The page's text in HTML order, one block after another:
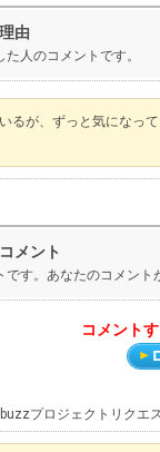
由
人のコメントです。
るが、ずっと気になっ
メント
す。あなたのコメン
コメント
プロジェクトリクエ